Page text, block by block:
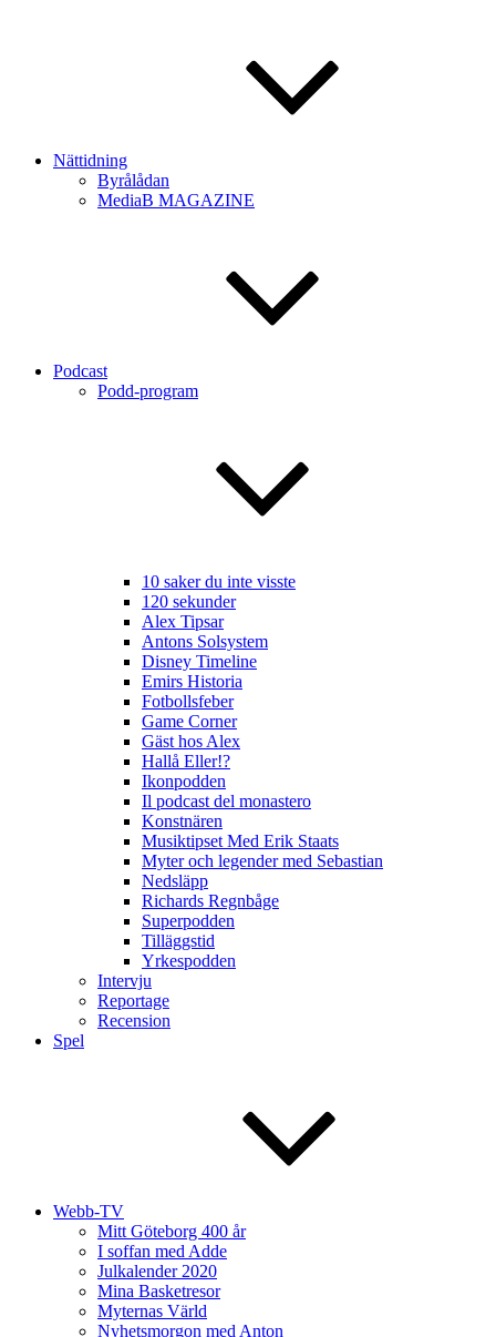
Nättidning
Byrålådan
MediaB MAGAZINE
Podcast
Podd-program
10 saker du inte visste
120 sekunder
Alex Tipsar
Antons Solsystem
Disney Timeline
Emirs Historia
Fotbollsfeber
Game Corner
Gäst hos Alex
Hallå Eller!?
Ikonpodden
Il podcast del monastero
Konstnären
Musiktipset Med Erik Staats
Myter och legender med Sebastian
Nedsläpp
Richards Regnbåge
Superpodden
Tilläggstid
Yrkespodden
Intervju
Reportage
Recension
Spel
Webb-TV
Mitt Göteborg 400 år
I soffan med Adde
Julkalender 2020
Mina Basketresor
Myternas Värld
Nyhetsmorgon med Anton